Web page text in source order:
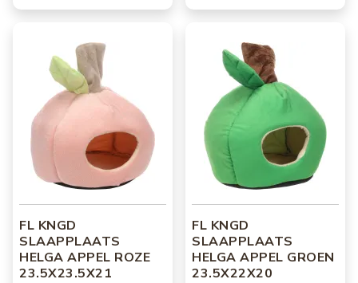
FL KNGD
SLAAPPLAATS
HELGA APPEL ROZE
23.5X23.5X21
FL KNGD
SLAAPPLAATS
HELGA APPEL GROEN
23.5X22X20